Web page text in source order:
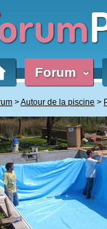
Forum ‹
Autour de la piscine